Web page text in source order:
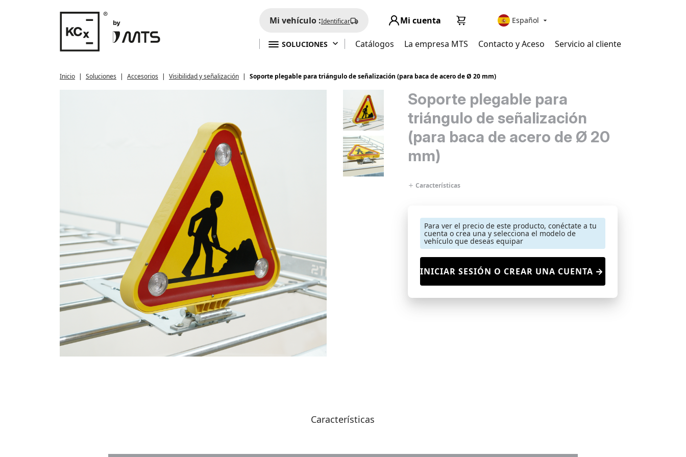
Mi vehículo :Identificar Mi cuenta Español 

SOLUCIONES Catálogos La empresa MTS Contacto y Aceso Servicio al cliente
Inicio Soluciones Accesorios Visibilidad y señalización Soporte plegable para triángulo de señalización (para baca de acero de Ø 20 mm)
Soporte plegable para
triángulo de señalización
(para baca de acero de Ø 20
mm)
Características
Para ver el precio de este producto, conéctate a tu
cuenta o crea una y selecciona el modelo de
vehículo que deseas equipar
INICIAR SESIÓN O CREAR UNA CUENTA
Características